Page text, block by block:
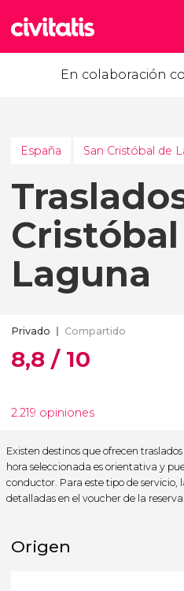
En colaboración
España San Cristóbal de
Laguna
Privado Compartido
8,8 / 10
2.219 opiniones
Existen destinos que ofrecen
hora seleccionada es orientativa y
conductor. Para este tipo de servicio,
detalladas en el voucher de la reserva.
Origen